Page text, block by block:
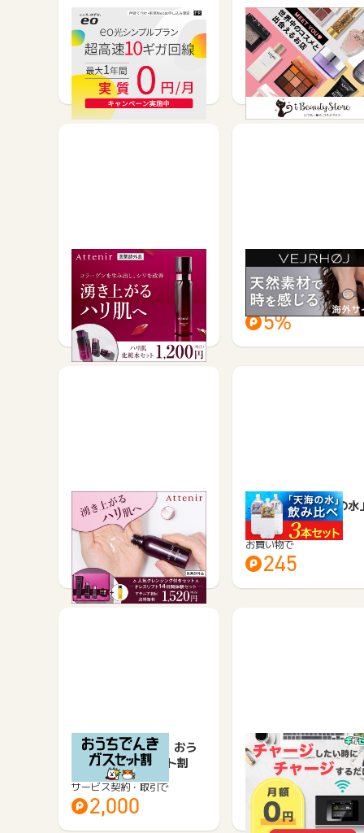
eo光シンプルプラン
サービス契約・取引で
1,000
化粧品・コスメ通販の
イビューティーストア
お買い物で
2.1%
アテニア【ドレスリフト
化粧水セット】
お買い物で
200
シンプルかつユニーク
木製腕時計【
お買い物で
5%
アテニア ドレスリフト2
週間セット
お買い物で
305
海洋深層水「天海の水
種類お試しセット
お買い物で
245
【関西エリア限定】おう
ちでんき ガスセット割
サービス契約・取引で
2,000
チャージ型ポケット
【ギガセットWiFi】
サービス契約・取引で
1,500